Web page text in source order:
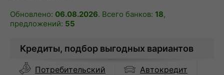
Обновлено: 06.08.2026. Всего банков: 18,
предложений: 55
Кредиты, подбор выгодных вариантов
Потребительский Автокредит